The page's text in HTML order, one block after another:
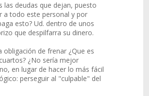
deudas que dejan, puesto
a todo este personal y por
esto? Ud. dentro de unos
que despilfarra su dinero.
de frenar ¿Que es
¿No sería mejor
en lugar de hacer lo más fácil
perseguir al "culpable" del